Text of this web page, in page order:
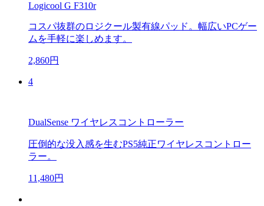
Logicool G F310r
コスパ抜群のロジクール製有線パッド。幅広いPCゲー
ムを手軽に楽しめます。
2,860円
4
DualSense ワイヤレスコントローラー
圧倒的な没入感を生むPS5純正ワイヤレスコントロー
ラー。
11,480円